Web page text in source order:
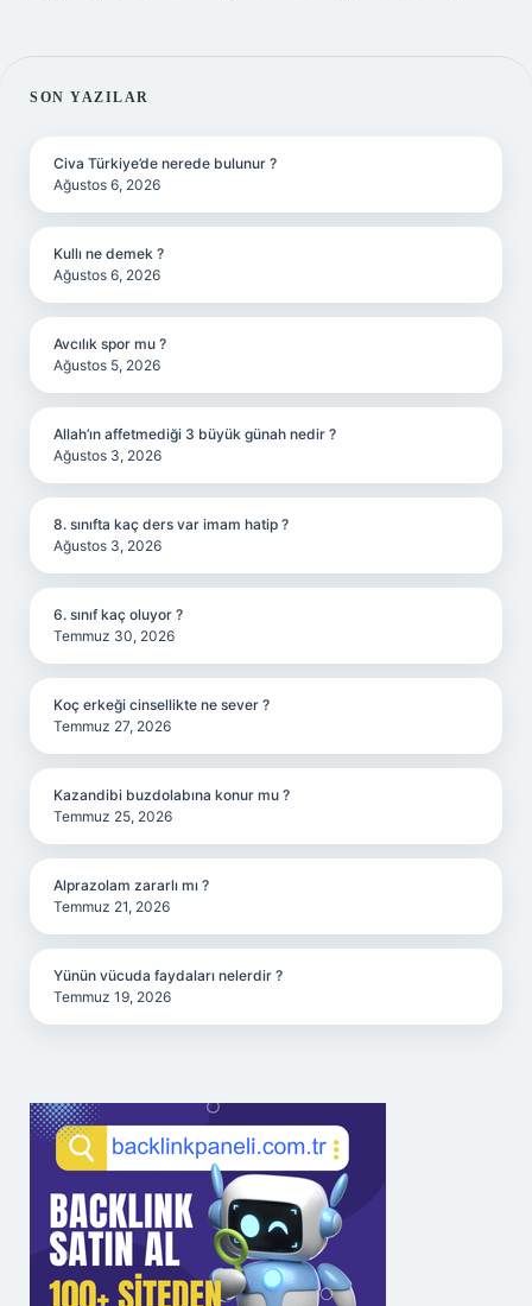
SIDEBAR
SON YAZILAR
Civa Türkiye’de nerede bulunur ?
Ağustos 6, 2026
Kullı ne demek ?
Ağustos 6, 2026
Avcılık spor mu ?
Ağustos 5, 2026
Allah’ın affetmediği 3 büyük günah nedir ?
Ağustos 3, 2026
8. sınıfta kaç ders var imam hatip ?
Ağustos 3, 2026
6. sınıf kaç oluyor ?
Temmuz 30, 2026
Koç erkeği cinsellikte ne sever ?
Temmuz 27, 2026
Kazandibi buzdolabına konur mu ?
Temmuz 25, 2026
Alprazolam zararlı mı ?
Temmuz 21, 2026
Yünün vücuda faydaları nelerdir ?
Temmuz 19, 2026